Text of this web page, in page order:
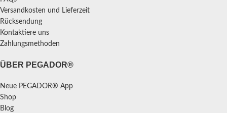
Versandkosten und Lieferzeit
Rücksendung
Kontaktiere uns
Zahlungsmethoden
ÜBER PEGADOR®
Neue PEGADOR® App
Shop
Blog